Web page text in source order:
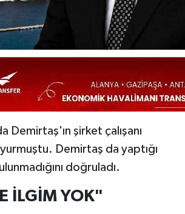
Demirtaş'ın şirket çalışanı
Demirtaş da yaptığı
doğruladı.
İLGİM YOK"